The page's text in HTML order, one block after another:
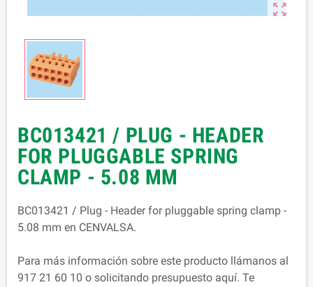

BC013421 / PLUG - HEADER
FOR PLUGGABLE SPRING
CLAMP - 5.08 MM
BC013421 / Plug - Header for pluggable spring clamp -
5.08 mm en CENVALSA.
Para más información sobre este producto llámanos al
917 21 60 10 o solicitando presupuesto aquí. Te